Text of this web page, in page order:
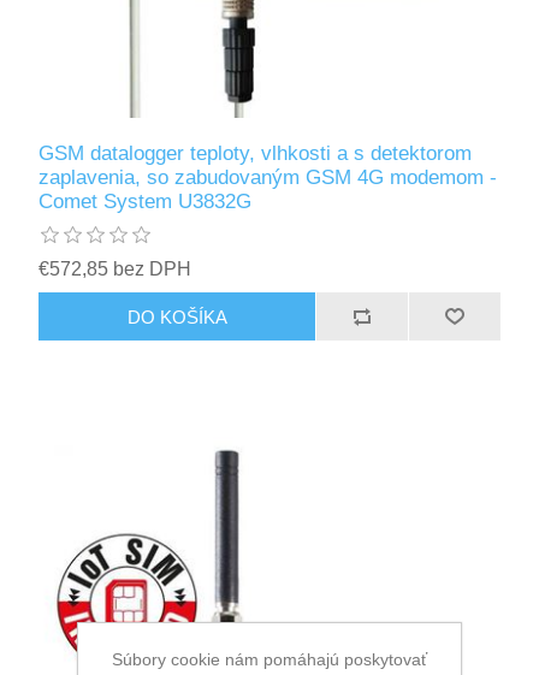
GSM datalogger teploty, vlhkosti a s detektorom
zaplavenia, so zabudovaným GSM 4G modemom -
Comet System U3832G
€572,85 bez DPH
Súbory cookie nám pomáhajú poskytovať